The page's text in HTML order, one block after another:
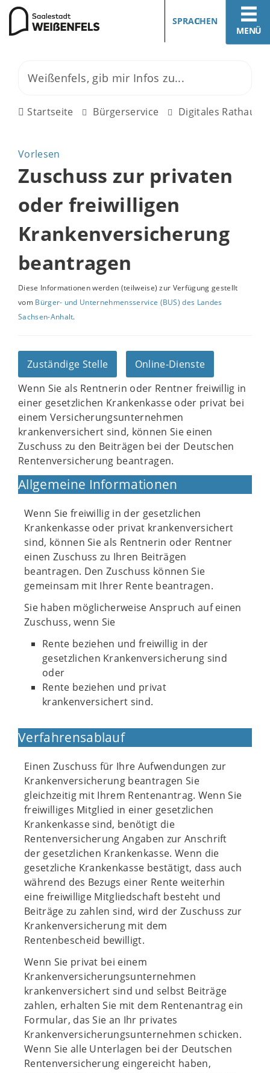
MENÜ
SPRACHEN
Startseite Bürgerservice Digitales Rathaus
Vorlesen
Zuschuss zur privaten
oder freiwilligen
Krankenversicherung
beantragen
Diese Informationen werden (teilweise) zur Verfügung gestellt
vom Bürger- und Unternehmensservice (BUS) des Landes
Sachsen-Anhalt.
Zuständige Stelle
Online-Dienste
Wenn Sie als Rentnerin oder Rentner freiwillig in
einer gesetzlichen Krankenkasse oder privat bei
einem Versicherungsunternehmen
krankenversichert sind, können Sie einen
Zuschuss zu den Beiträgen bei der Deutschen
Rentenversicherung beantragen.
Allgemeine Informationen
Wenn Sie freiwillig in der gesetzlichen
Krankenkasse oder privat krankenversichert
sind, können Sie als Rentnerin oder Rentner
einen Zuschuss zu Ihren Beiträgen
beantragen. Den Zuschuss können Sie
gemeinsam mit Ihrer Rente beantragen.
Sie haben möglicherweise Anspruch auf einen
Zuschuss, wenn Sie
Rente beziehen und freiwillig in der
gesetzlichen Krankenversicherung sind
oder
Rente beziehen und privat
krankenversichert sind.
Verfahrensablauf
Einen Zuschuss für Ihre Aufwendungen zur
Krankenversicherung beantragen Sie
gleichzeitig mit Ihrem Rentenantrag. Wenn Sie
freiwilliges Mitglied in einer gesetzlichen
Krankenkasse sind, benötigt die
Rentenversicherung Angaben zur Anschrift
der gesetzlichen Krankenkasse. Wenn die
gesetzliche Krankenkasse bestätigt, dass auch
während des Bezugs einer Rente weiterhin
eine freiwillige Mitgliedschaft besteht und
Beiträge zu zahlen sind, wird der Zuschuss zur
Krankenversicherung mit dem
Rentenbescheid bewilligt.
Wenn Sie privat bei einem
Krankenversicherungsunternehmen
krankenversichert sind und selbst Beiträge
zahlen, erhalten Sie mit dem Rentenantrag ein
Formular, das Sie an Ihr privates
Krankenversicherungsunternehmen schicken.
Wenn Sie alle Unterlagen bei der Deutschen
Rentenversicherung eingereicht haben,